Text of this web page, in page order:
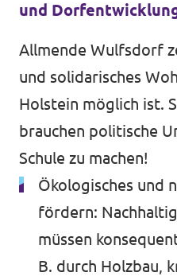
und
Allmende Wulfsdorf
und solidarisches
Holstein möglich ist.
brauchen politische
Schule zu machen!
Ökologisches und
fördern:
müssen
B. durch Holzbau,